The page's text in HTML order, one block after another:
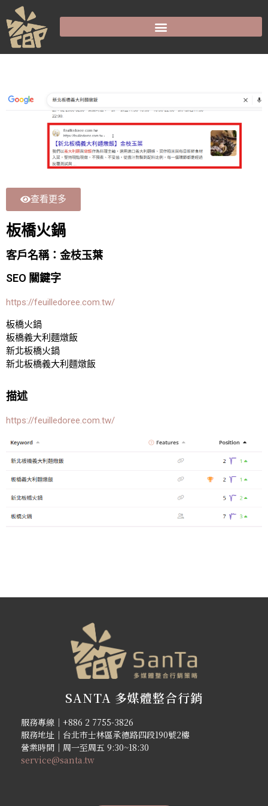
查看更多
板橋火鍋
客戶名稱：金枝玉葉
SEO 關鍵字
https://feuilledoree.com.tw/
板橋火鍋
板橋義大利麵燉飯
新北板橋火鍋
新北板橋義大利麵燉飯
描述
https://feuilledoree.com.tw/
SANTA 多媒體整合行銷
服務專線｜+886 2 7755-3826
服務地址｜台北市士林區承德路四段190號2樓
營業時間｜周一至周五 9:30~18:30
service@santa.tw